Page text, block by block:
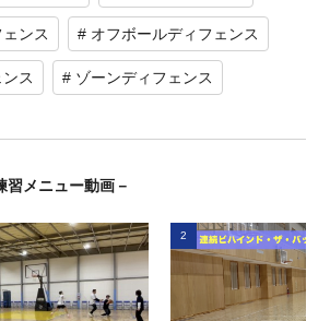
ンス # オフボールディフェンス
ス # ゾーンディフェンス
習メニュー動画－
2